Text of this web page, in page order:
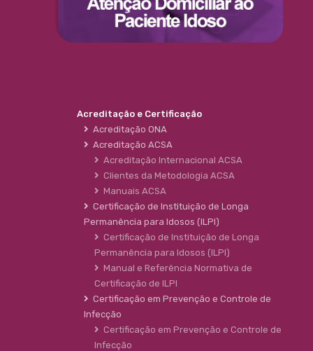
Acreditação e Certificação
Acreditação ONA
Acreditação ACSA
Acreditação Internacional ACSA
Clientes da Metodologia ACSA
Manuais ACSA
Certificação de Instituição de Longa
Permanência para Idosos (ILPI)
Certificação de Instituição de Longa
Permanência para Idosos (ILPI)
Manual e Referência Normativa de
Certificação de ILPI
Certificação em Prevenção e Controle de
Infecção
Certificação em Prevenção e Controle de
Infecção